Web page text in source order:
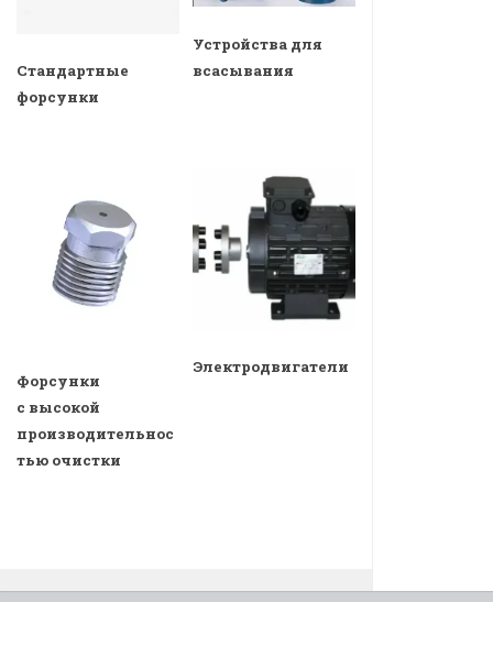
Стандартные
форсунки
Устройства для
всасывания
Форсунки
с высокой
производительнос
тью очистки
Электродвигатели